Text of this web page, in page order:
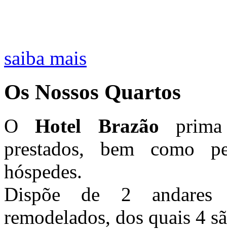
saiba mais
Os Nossos Quartos
OHotel Brazão
prestados, bem como
hóspedes.
Dispõe de 2 andares
remodelados, dos quais 4